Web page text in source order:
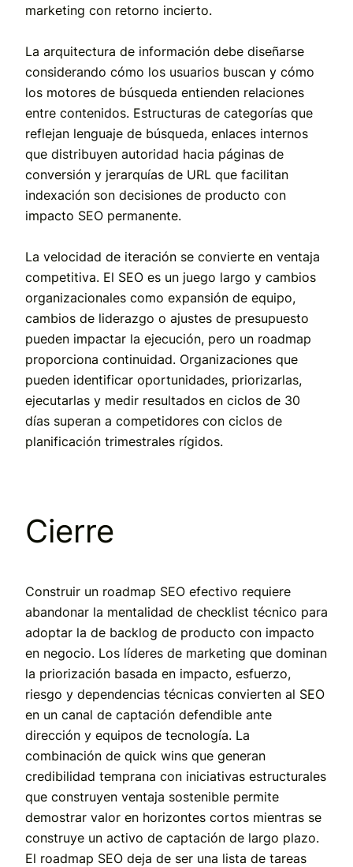
marketing con retorno incierto.
La arquitectura de información debe diseñarse
considerando cómo los usuarios buscan y cómo
los motores de búsqueda entienden relaciones
entre contenidos. Estructuras de categorías que
reflejan lenguaje de búsqueda, enlaces internos
que distribuyen autoridad hacia páginas de
conversión y jerarquías de URL que facilitan
indexación son decisiones de producto con
impacto SEO permanente.
La velocidad de iteración se convierte en ventaja
competitiva. El SEO es un juego largo y cambios
organizacionales como expansión de equipo,
cambios de liderazgo o ajustes de presupuesto
pueden impactar la ejecución, pero un roadmap
proporciona continuidad. Organizaciones que
pueden identificar oportunidades, priorizarlas,
ejecutarlas y medir resultados en ciclos de 30
días superan a competidores con ciclos de
planificación trimestrales rígidos.
Cierre
Construir un roadmap SEO efectivo requiere
abandonar la mentalidad de checklist técnico para
adoptar la de backlog de producto con impacto
en negocio. Los líderes de marketing que dominan
la priorización basada en impacto, esfuerzo,
riesgo y dependencias técnicas convierten al SEO
en un canal de captación defendible ante
dirección y equipos de tecnología. La
combinación de quick wins que generan
credibilidad temprana con iniciativas estructurales
que construyen ventaja sostenible permite
demostrar valor en horizontes cortos mientras se
construye un activo de captación de largo plazo.
El roadmap SEO deja de ser una lista de tareas